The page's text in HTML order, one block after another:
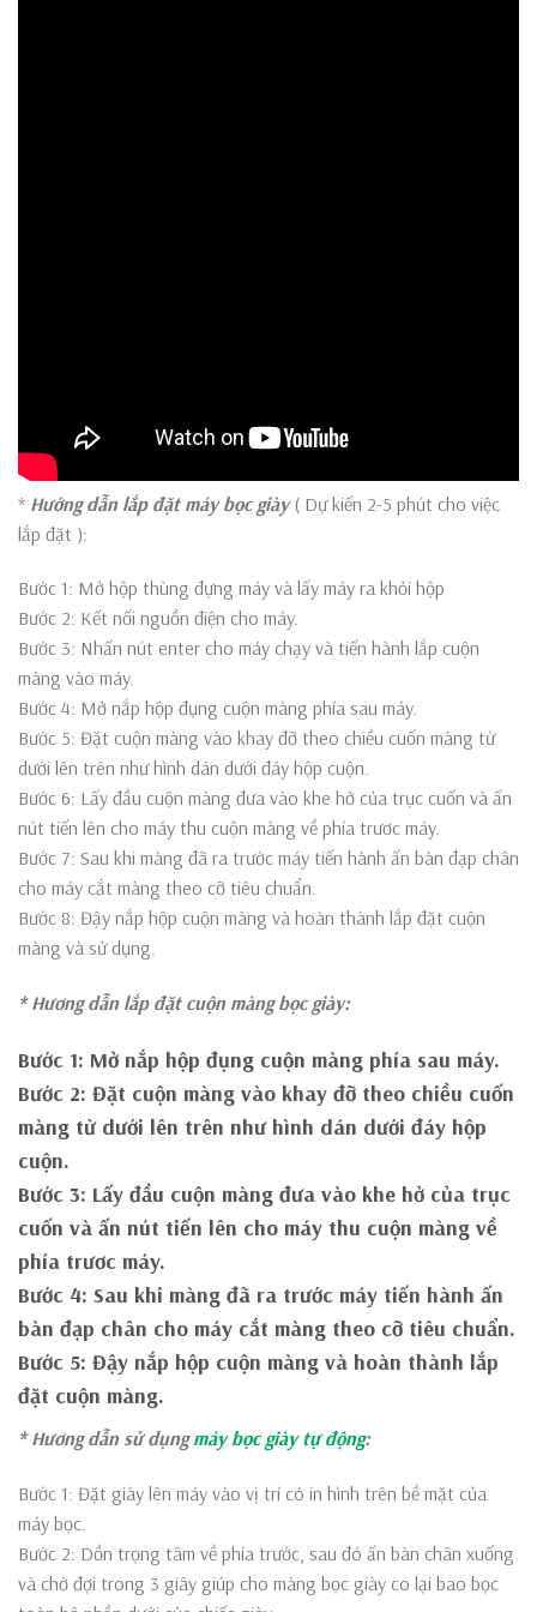
* Hướng dẫn lắp đặt máy bọc giày( Dự kiến 2-5 phút cho việc
lắp đặt ):
Bước 1: Mở hộp thùng đựng máy và lấy máy ra khỏi hộp
Bước 2: Kết nối nguồn điện cho máy.
Bước 3: Nhấn nút enter cho máy chạy và tiến hành lắp cuộn
màng vào máy.
Bước 4: Mở nắp hộp đụng cuộn màng phía sau máy.
Bước 5: Đặt cuộn màng vào khay đỡ theo chiều cuốn màng từ
dưới lên trên như hình dán dưới đáy hộp cuộn.
Bước 6: Lấy đầu cuộn màng đưa vào khe hở của trục cuốn và ấn
nút tiến lên cho máy thu cuộn màng về phía trươc máy.
Bước 7: Sau khi màng đã ra trước máy tiến hành ấn bàn đạp chân
cho máy cắt màng theo cỡ tiêu chuẩn.
Bước 8: Đậy nắp hộp cuộn màng và hoàn thành lắp đặt cuộn
màng và sử dụng.
* Hương dẫn lắp đặt cuộn màng bọc giày:
Bước 1: Mở nắp hộp đụng cuộn màng phía sau máy.
Bước 2: Đặt cuộn màng vào khay đỡ theo chiều cuốn
màng từ dưới lên trên như hình dán dưới đáy hộp
cuộn.
Bước 3: Lấy đầu cuộn màng đưa vào khe hở của trục
cuốn và ấn nút tiến lên cho máy thu cuộn màng về
phía trươc máy.
Bước 4: Sau khi màng đã ra trước máy tiến hành ấn
bàn đạp chân cho máy cắt màng theo cỡ tiêu chuẩn.
Bước 5: Đậy nắp hộp cuộn màng và hoàn thành lắp
đặt cuộn màng.
* Hương dẫn sử dụngmáy bọc giày tự động:
Bước 1: Đặt giày lên máy vào vị trí có in hình trên bề mặt của
máy bọc.
Bước 2: Dồn trọng tâm về phía trước, sau đó ấn bàn chân xuống
và chờ đợi trong 3 giây giúp cho màng bọc giày co lại bao bọc